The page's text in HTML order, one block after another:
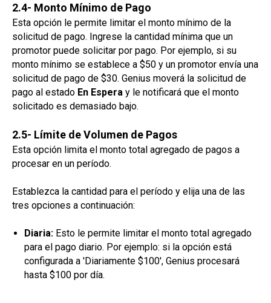
2.4- Monto Mínimo de Pago
Esta opción le permite limitar el monto mínimo de la
solicitud de pago. Ingrese la cantidad mínima que un
promotor puede solicitar por pago. Por ejemplo, si su
monto mínimo se establece a $50 y un promotor envía una
solicitud de pago de $30. Genius moverá la solicitud de
pago al estado En Espera y le notificará que el monto
solicitado es demasiado bajo.
2.5- Límite de Volumen de Pagos
Esta opción limita el monto total agregado de pagos a
procesar en un período.
Establezca la cantidad para el período y elija una de las
tres opciones a continuación:
Diaria: Esto le permite limitar el monto total agregado
para el pago diario. Por ejemplo: si la opción está
configurada a 'Diariamente $100', Genius procesará
hasta $100 por día.